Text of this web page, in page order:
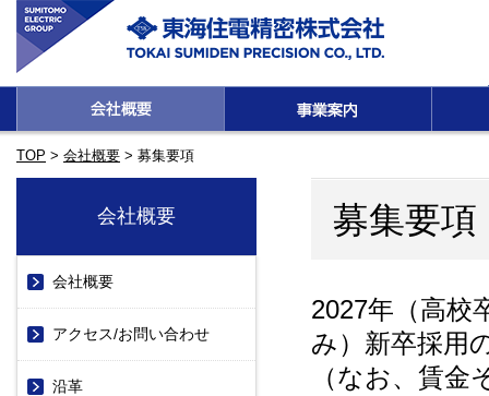
TOP > 会社概要 > 募集要項
募集要項
2027年（高校
み）新卒採用
（なお、賃
会社概要
会社概要
アクセス/お問い合わせ
沿革